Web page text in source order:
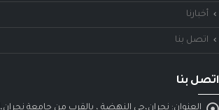
أخبارنا
اتصل بنا
اتصل بنا
العنوان: نجران،حي النهضة ، بالقرب من جامعة نجران،66251